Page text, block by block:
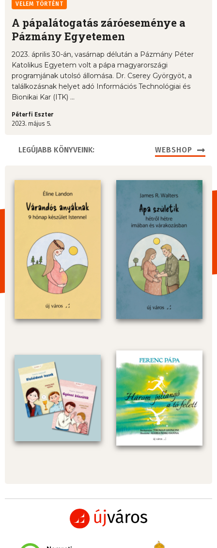
VELEM TÖRTÉNT
A pápalátogatás záróeseménye a
Pázmány Egyetemen
2023. április 30-án, vasárnap délután a Pázmány Péter
Katolikus Egyetem volt a pápa magyarországi
programjának utolsó állomása. Dr. Cserey Györgyöt, a
találkozásnak helyet adó Információs Technológiai és
Bionikai Kar (ITK) ...
Péterfi Eszter
2023. május 5.
LEGÚJABB KÖNYVEINK: WEBSHOP